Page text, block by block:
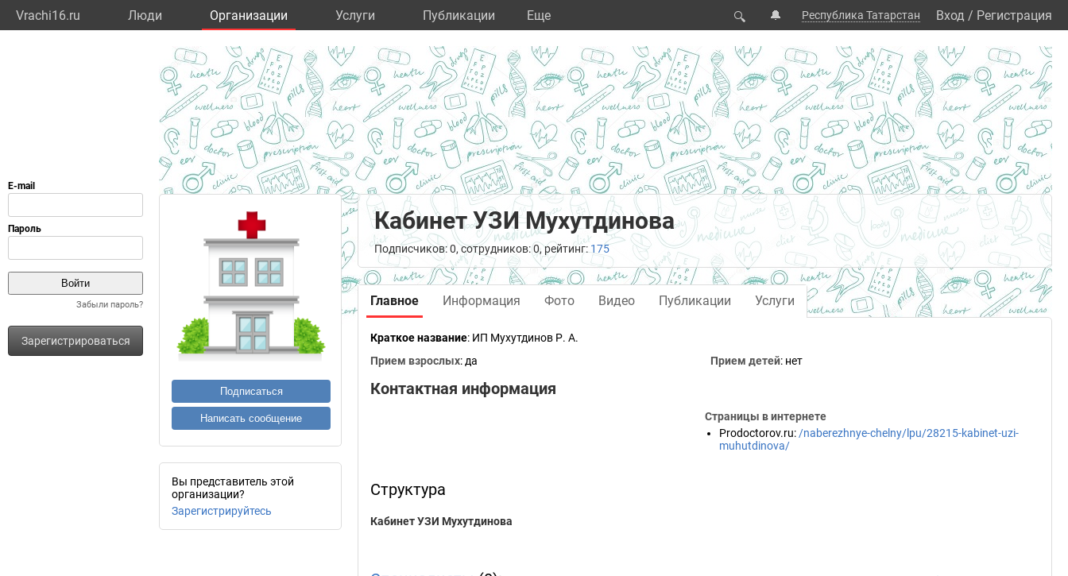
Vrachi16.ru Люди Организации Услуги Публикации Eще 🔍 🔔 Республика Татарстан Вход / Регистрация
Забыли пароль?
Зарегистрироваться
Подписаться
Написать сообщение
Вы представитель этой
организации?
Зарегистрируйтесь
Кабинет УЗИ Мухутдинова
Подписчиков: 0, сотрудников: 0, рейтинг: 175
Главное Информация Фото Видео Публикации Услуги
Краткое название: ИП Мухутдинов Р. А.
Прием взрослых: да Прием детей: нет
Контактная информация
Страницы в интернете
Prodoctorov.ru: /naberezhnye-chelny/lpu/28215-kabinet-uzi-
muhutdinova/
Структура
Кабинет УЗИ Мухутдинова